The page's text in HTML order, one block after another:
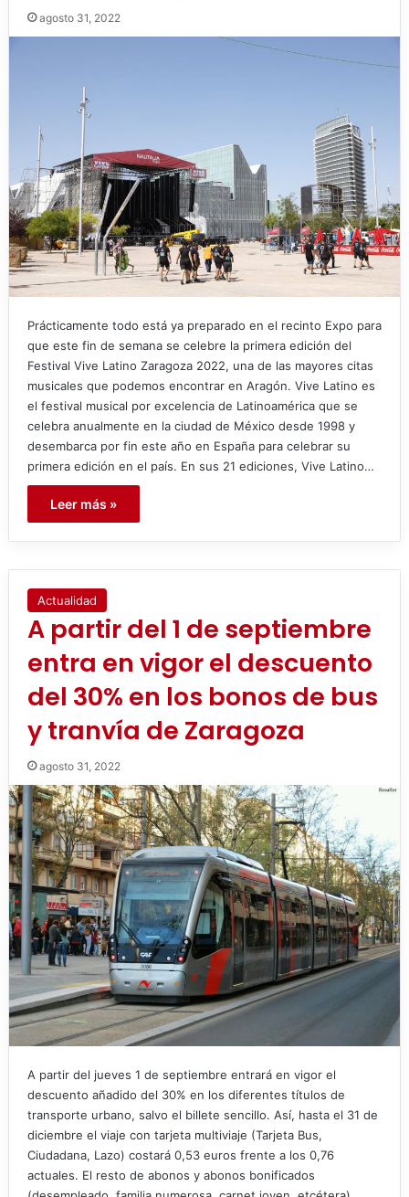
agosto 31, 2022
Prácticamente todo está ya preparado en el recinto Expo para
que este fin de semana se celebre la primera edición del
Festival Vive Latino Zaragoza 2022, una de las mayores citas
musicales que podemos encontrar en Aragón. Vive Latino es
el festival musical por excelencia de Latinoamérica que se
celebra anualmente en la ciudad de México desde 1998 y
desembarca por fin este año en España para celebrar su
primera edición en el país. En sus 21 ediciones, Vive Latino…
Leer más »
Actualidad
A partir del 1 de septiembre
entra en vigor el descuento
del 30% en los bonos de bus
y tranvía de Zaragoza
agosto 31, 2022
A partir del jueves 1 de septiembre entrará en vigor el
descuento añadido del 30% en los diferentes títulos de
transporte urbano, salvo el billete sencillo. Así, hasta el 31 de
diciembre el viaje con tarjeta multiviaje (Tarjeta Bus,
Ciudadana, Lazo) costará 0,53 euros frente a los 0,76
actuales. El resto de abonos y abonos bonificados